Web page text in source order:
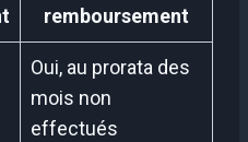
remboursement
Oui, au prorata des
mois non
effectués